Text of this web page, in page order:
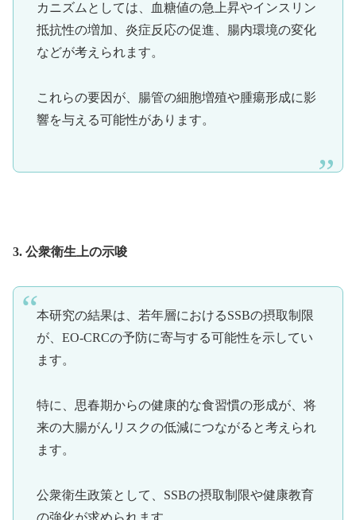
カニズムとしては、血糖値の急上昇やインスリン
抵抗性の増加、炎症反応の促進、腸内環境の変化
などが考えられます。
これらの要因が、腸管の細胞増殖や腫瘍形成に影
響を与える可能性があります。
3. 公衆衛生上の示唆
本研究の結果は、若年層におけるSSBの摂取制限
が、EO-CRCの予防に寄与する可能性を示してい
ます。
特に、思春期からの健康的な食習慣の形成が、将
来の大腸がんリスクの低減につながると考えられ
ます。
公衆衛生政策として、SSBの摂取制限や健康教育
の強化が求められます。